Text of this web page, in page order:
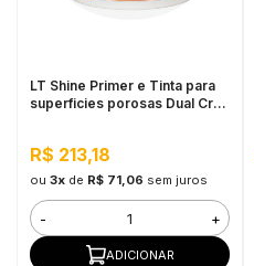
LT Shine Primer e Tinta para
superficies porosas Dual Cryl
R$ 213,18
ou 3xde R$ 71,06 sem juros
- +
ADICIONAR